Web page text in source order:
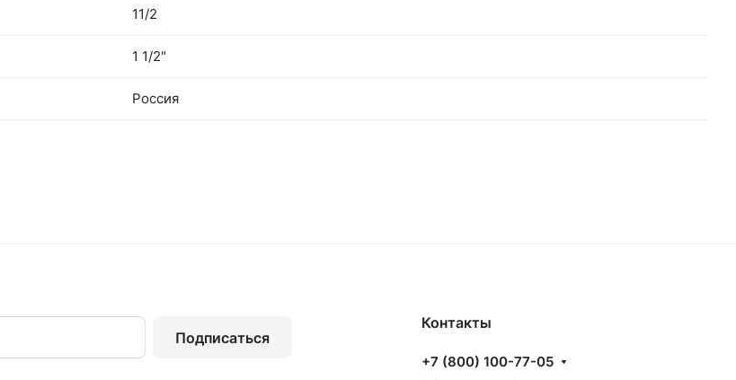
11/2
1 1/2"
Россия
Подписаться
Контакты
+7 (800) 100-77-05